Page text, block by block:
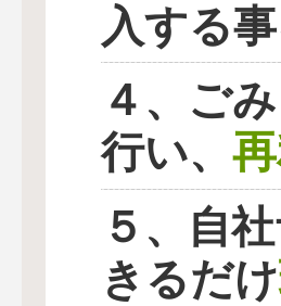
入する
４、ご
行い、
５、自
きるだけ